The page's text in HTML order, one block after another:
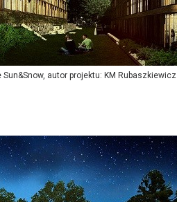
Sun&Snow, autor projektu: KM Rubaszkiewicz